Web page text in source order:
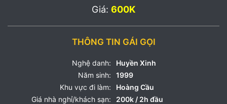
Giá: 600K
THÔNG TIN GÁI GỌI
Nghệ danh:
Huyền Xinh
Năm sinh:
1999
Khu vực đi làm:
Hoàng Cầu
Giá nhà nghỉ/khách sạn:
200k / 2h đầu